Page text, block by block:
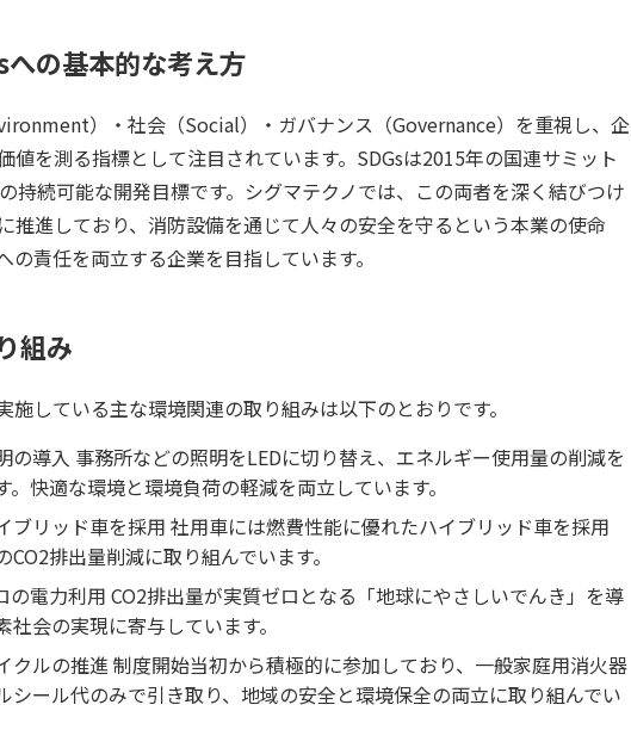
への基本的な考え方
）・社会（Social）・ガバナンス（Governance）を重視し、企
値を測る指標として注目されています。SDGsは2015年の国連サミット
持続可能な開発目標です。シグマテクノでは、この両者を深く結びつけ
推進しており、消防設備を通じて人々の安全を守るという本業の使命
の責任を両立する企業を目指しています。
組み
施している主な環境関連の取り組みは以下のとおりです。
の導入 事務所などの照明をLEDに切り替え、エネルギー使用量の削減を
。快適な環境と環境負荷の軽減を両立しています。
ブリッド車を採用 社用車には燃費性能に優れたハイブリッド車を採用
CO2排出量削減に取り組んでいます。
の電力利用 CO2排出量が実質ゼロとなる「地球にやさしいでんき」を導
社会の実現に寄与しています。
クルの推進 制度開始当初から積極的に参加しており、一般家庭用消火器
シール代のみで引き取り、地域の安全と環境保全の両立に取り組んでい